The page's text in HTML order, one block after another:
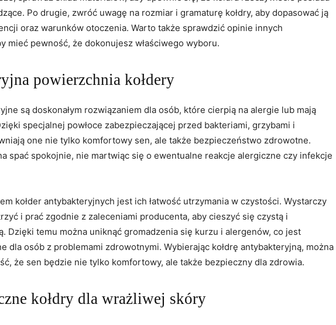
Po drugie, zwróć uwagę na rozmiar ‌i gramaturę‌ kołdry, aby‌ dopasować ją
oraz⁤ warunków otoczenia. Warto także sprawdzić opinie innych
mieć pewność, że dokonujesz właściwego wyboru.
powierzchnia​ kołdery
są doskonałym rozwiązaniem dla‍ osób, które‍ cierpią ‌na ​alergie lub mają
specjalnej⁢ powłoce zabezpieczającej przed bakteriami,​ grzybami‍ i
one nie tylko komfortowy sen, ale także‍ bezpieczeństwo zdrowotne.
spać spokojnie, nie martwiąc się o ewentualne reakcje⁣ alergiczne czy⁢ infekcje
kołder antybakteryjnych jest ich łatwość ‌utrzymania​ w czystości. Wystarczy
i prać zgodnie z zaleceniami​ producenta, aby cieszyć się czystą i
Dzięki temu można uniknąć ‌gromadzenia się kurzu i alergenów,​ co jest
‌dla osób z problemami zdrowotnymi. Wybierając kołdrę ‍antybakteryjną, można
że sen będzie nie‌ tylko komfortowy, ale ⁢także bezpieczny dla zdrowia.
kołdry dla wrażliwej skóry